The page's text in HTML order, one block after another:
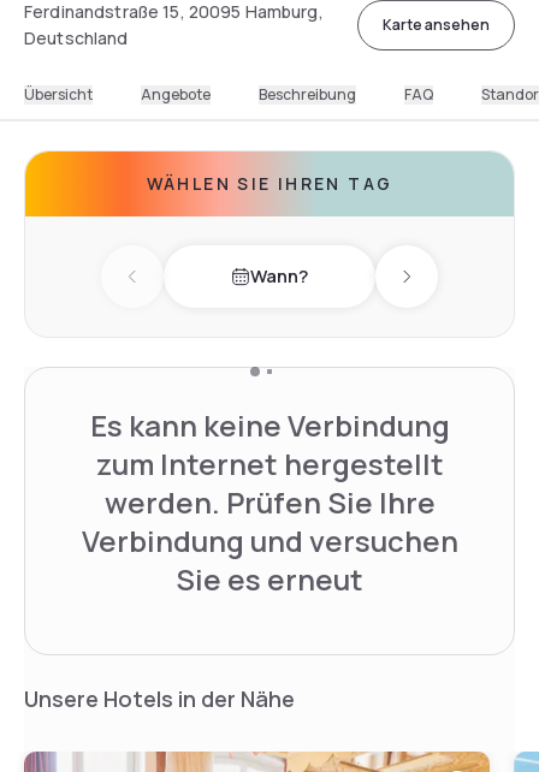
Ferdinandstraße 15, 20095 Hamburg,
Deutschland
Karte ansehen
Übersicht Angebote Beschreibung FAQ
WÄHLEN SIE IHREN TAG
Previous day Wann? Next day
Es kann keine Verbindung
zum Internet hergestellt
werden. Prüfen Sie Ihre
Verbindung und versuchen
Sie es erneut
Unsere Hotels in der Nähe